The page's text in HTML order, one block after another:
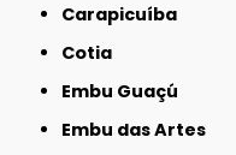
Carapicuíba
Cotia
Embu Guaçú
Embu das Artes